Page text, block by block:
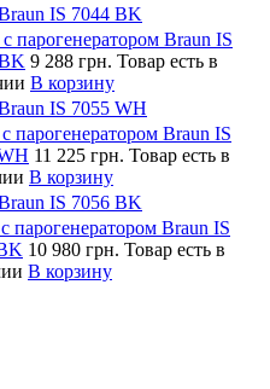
IS 7044 BK
парогенератором Braun IS
9 288 грн. Товар есть в
В корзину
IS 7055 WH
парогенератором Braun IS
11 225 грн. Товар есть в
В корзину
IS 7056 BK
парогенератором Braun IS
10 980 грн. Товар есть в
В корзину